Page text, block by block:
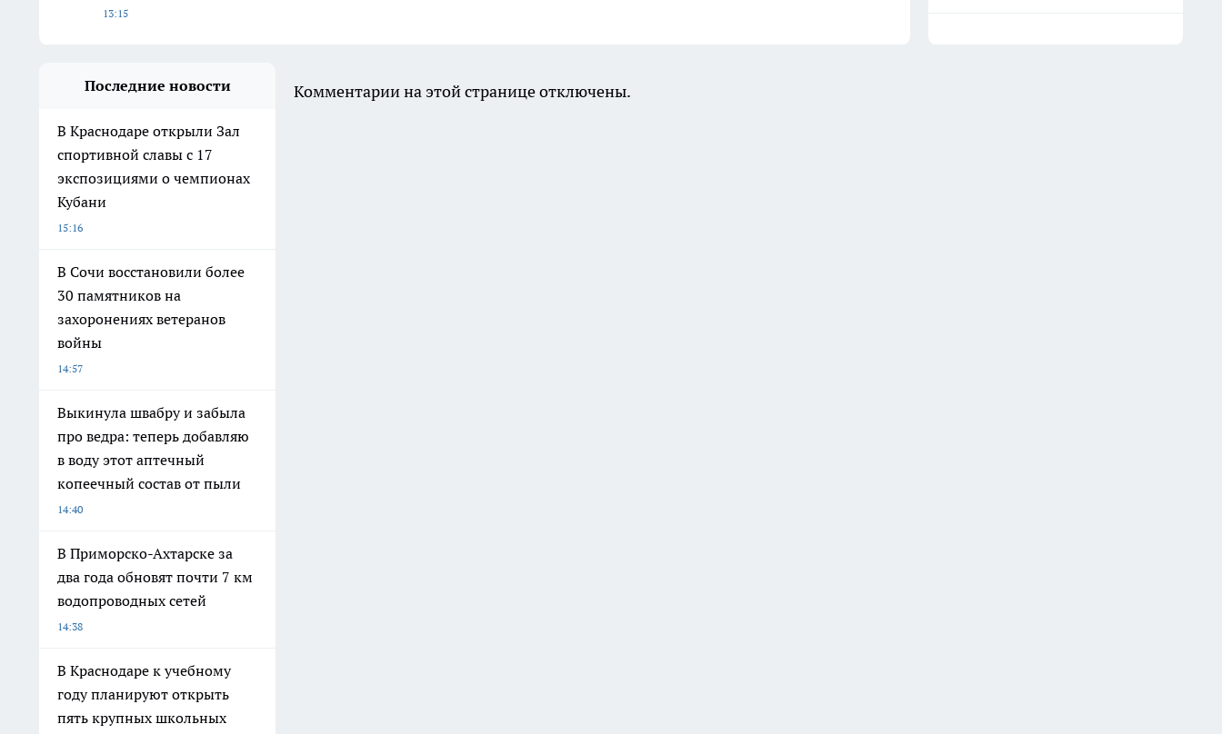
13:15
Последние новости
В Краснодаре открыли Зал
спортивной славы с 17
экспозициями о чемпионах
Кубани
15:16
В Сочи восстановили более
30 памятников на
захоронениях ветеранов
войны
14:57
Выкинула швабру и забыла
про ведра: теперь добавляю
в воду этот аптечный
копеечный состав от пыли
14:40
В Приморско-Ахтарске за
два года обновят почти 7 км
водопроводных сетей
14:38
В Краснодаре к учебному
году планируют открыть
пять крупных школьных
Комментарии на этой странице отключены.